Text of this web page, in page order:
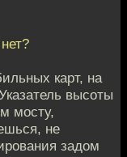
карт, на
высоты
мосту,
не
задом